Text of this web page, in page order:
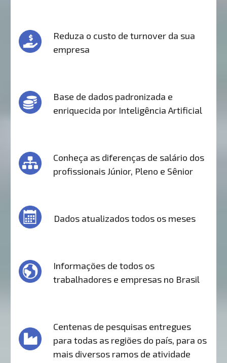
Reduza o custo de turnover da sua
empresa
Base de dados padronizada e
enriquecida por Inteligência Artificial
Conheça as diferenças de salário dos
profissionais Júnior, Pleno e Sênior
Dados atualizados todos os meses
Informações de todos os
trabalhadores e empresas no Brasil
Centenas de pesquisas entregues
para todas as regiões do país, para os
mais diversos ramos de atividade